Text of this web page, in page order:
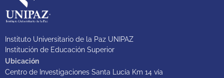
Instituto Universitario de la Paz UNIPAZ
Institución de Educación Superior
Ubicación
Centro de Investigaciones Santa Lucía Km 14 vía